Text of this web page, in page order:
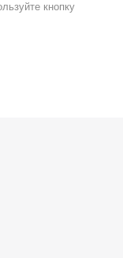
кнопку